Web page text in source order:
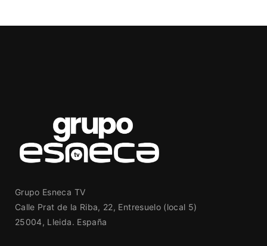
Grupo Esneca TV
Calle Prat de la Riba, 22, Entresuelo (local 5)
25004, Lleida. España